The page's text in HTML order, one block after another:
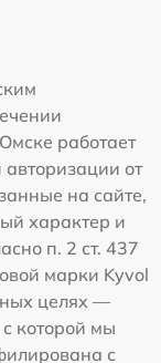
работает
от
на сайте,
характер и
п. 2 ст. 437
марки Kyvol
целях —
которой мы
с